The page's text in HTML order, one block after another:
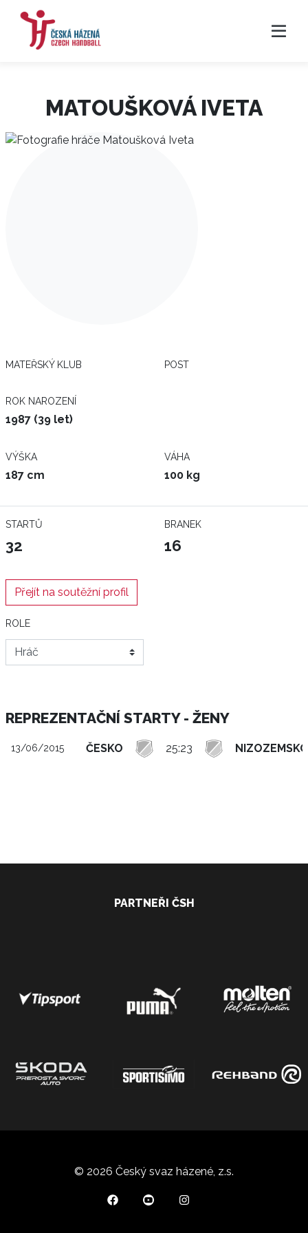
MATOUŠKOVÁ IVETA
MATEŘSKÝ KLUB POST
ROK NAROZENÍ
1987 (39 let)
VÝŠKA
187 cm
VÁHA
100 kg
STARTŮ
32
BRANEK
16
Přejít na soutěžní profil
ROLE
REPREZENTAČNÍ STARTY - ŽENY
13/06/2015 ČESKO 25:23 NIZOZEMSKO
PARTNEŘI ČSH
© 2026 Český svaz házené, z.s.